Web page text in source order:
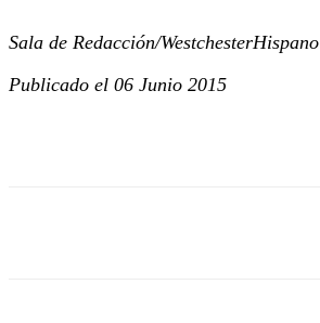
Sala de Redacción/WestchesterHispano
Publicado el 06 Junio 2015